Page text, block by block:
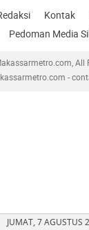
JUMAT, 7 AGUSTUS
Kontak
Pedoman Media
All
-